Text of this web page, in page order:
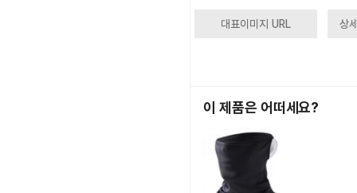
대표이미지 URL 상
이 제품은 어떠세요?